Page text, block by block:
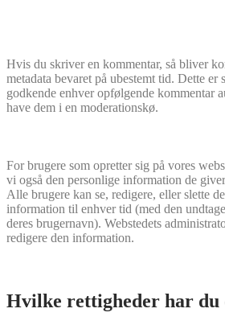
Hvis du skriver en kommentar, så bliver
metadata bevaret på ubestemt tid. Dette er
godkende enhver opfølgende kommentar
have dem i en moderationskø.
For brugere som opretter sig på vores
vi også den personlige information de
Alle brugere kan se, redigere, eller slette
information til enhver tid (med den
deres brugernavn). Webstedets
redigere den information.
Hvilke rettigheder har du